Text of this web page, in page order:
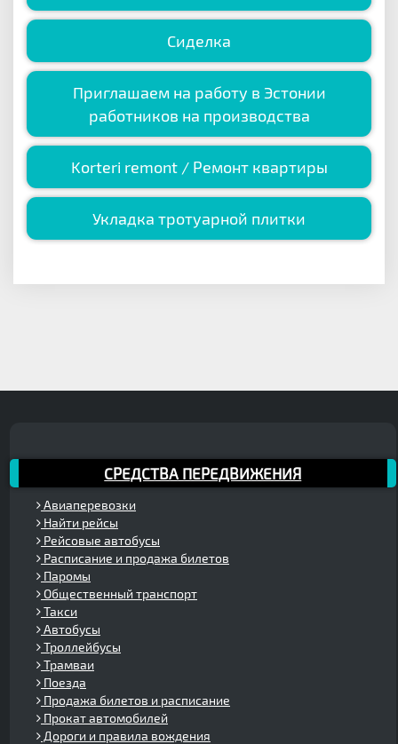
Сиделка
Приглашаем на работу в Эстонии
работников на производства
Korteri remont / Ремонт квартиры
Укладка тротуарной плитки
СРЕДСТВА ПЕРЕДВИЖЕНИЯ
Авиаперевозки
Найти рейсы
Рейсовые автобусы
Расписание и продажа билетов
Паромы
Общественный транспорт
Такси
Автобусы
Троллейбусы
Трамваи
Поезда
Продажа билетов и расписание
Прокат автомобилей
Дороги и правила вождения